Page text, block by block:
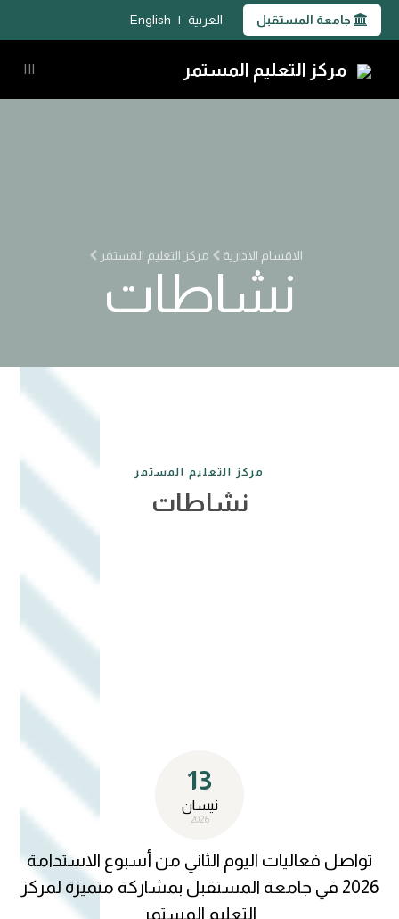
جامعة المستقبل العربية |
English
مركز التعليم المستمر |||
الاقسام الادارية مركز التعليم المستمر
نشاطات
مركز التعليم المستمر
نشاطات
13
نيسان
2026
تواصل فعاليات اليوم الثاني من أسبوع الاستدامة
2026 في جامعة المستقبل بمشاركة متميزة لمركز
التعليم المستمر